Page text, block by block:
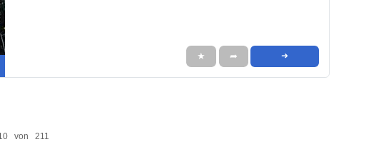
★ ➦ ➜
von 211